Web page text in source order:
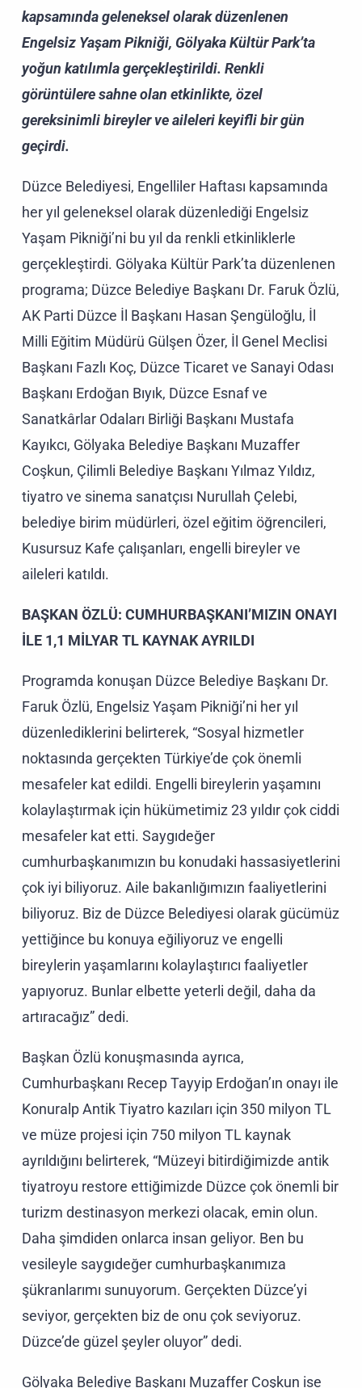
kapsamında geleneksel olarak düzenlenen
Engelsiz Yaşam Pikniği, Gölyaka Kültür Park’ta
yoğun katılımla gerçekleştirildi. Renkli
görüntülere sahne olan etkinlikte, özel
gereksinimli bireyler ve aileleri keyifli bir gün
geçirdi.
Düzce Belediyesi, Engelliler Haftası kapsamında
her yıl geleneksel olarak düzenlediği Engelsiz
Yaşam Pikniği’ni bu yıl da renkli etkinliklerle
gerçekleştirdi. Gölyaka Kültür Park’ta düzenlenen
programa; Düzce Belediye Başkanı Dr. Faruk Özlü,
AK Parti Düzce İl Başkanı Hasan Şengüloğlu, İl
Milli Eğitim Müdürü Gülşen Özer, İl Genel Meclisi
Başkanı Fazlı Koç, Düzce Ticaret ve Sanayi Odası
Başkanı Erdoğan Bıyık, Düzce Esnaf ve
Sanatkârlar Odaları Birliği Başkanı Mustafa
Kayıkcı, Gölyaka Belediye Başkanı Muzaffer
Coşkun, Çilimli Belediye Başkanı Yılmaz Yıldız,
tiyatro ve sinema sanatçısı Nurullah Çelebi,
belediye birim müdürleri, özel eğitim öğrencileri,
Kusursuz Kafe çalışanları, engelli bireyler ve
aileleri katıldı.
BAŞKAN ÖZLÜ: CUMHURBAŞKANI’MIZIN ONAYI
İLE 1,1 MİLYAR TL KAYNAK AYRILDI
Programda konuşan Düzce Belediye Başkanı Dr.
Faruk Özlü, Engelsiz Yaşam Pikniği’ni her yıl
düzenlediklerini belirterek, “Sosyal hizmetler
noktasında gerçekten Türkiye’de çok önemli
mesafeler kat edildi. Engelli bireylerin yaşamını
kolaylaştırmak için hükümetimiz 23 yıldır çok ciddi
mesafeler kat etti. Saygıdeğer
cumhurbaşkanımızın bu konudaki hassasiyetlerini
çok iyi biliyoruz. Aile bakanlığımızın faaliyetlerini
biliyoruz. Biz de Düzce Belediyesi olarak gücümüz
yettiğince bu konuya eğiliyoruz ve engelli
bireylerin yaşamlarını kolaylaştırıcı faaliyetler
yapıyoruz. Bunlar elbette yeterli değil, daha da
artıracağız” dedi.
Başkan Özlü konuşmasında ayrıca,
Cumhurbaşkanı Recep Tayyip Erdoğan’ın onayı ile
Konuralp Antik Tiyatro kazıları için 350 milyon TL
ve müze projesi için 750 milyon TL kaynak
ayrıldığını belirterek, “Müzeyi bitirdiğimizde antik
tiyatroyu restore ettiğimizde Düzce çok önemli bir
turizm destinasyon merkezi olacak, emin olun.
Daha şimdiden onlarca insan geliyor. Ben bu
vesileyle saygıdeğer cumhurbaşkanımıza
şükranlarımı sunuyorum. Gerçekten Düzce’yi
seviyor, gerçekten biz de onu çok seviyoruz.
Düzce’de güzel şeyler oluyor” dedi.
Gölyaka Belediye Başkanı Muzaffer Coşkun ise